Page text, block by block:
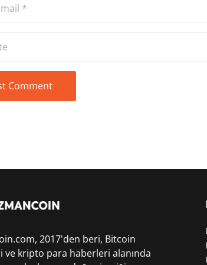
2017'den beri, Bitcoin
ve kripto para haberleri alanında